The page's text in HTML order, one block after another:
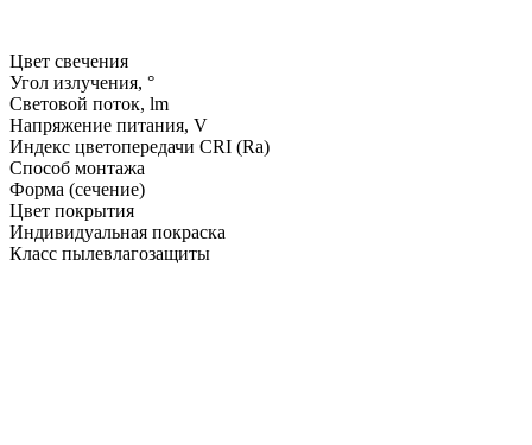
Цвет свечения
Угол излучения, °
Световой поток, lm
Напряжение питания, V
Индекс цветопередачи CRI (Ra)
Способ монтажа
Форма (сечение)
Цвет покрытия
Индивидуальная покраска
Класс пылевлагозащиты